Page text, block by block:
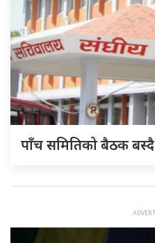
पाँच समितिको बैठक बस्दै